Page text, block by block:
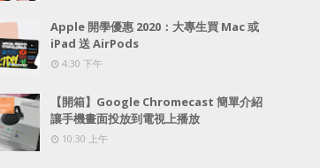
Apple 開學優惠 2020：大專生買 Mac 或
iPad 送 AirPods
4:30 下午
【開箱】Google Chromecast 簡單介紹
讓手機畫面投放到電視上播放
10:30 上午